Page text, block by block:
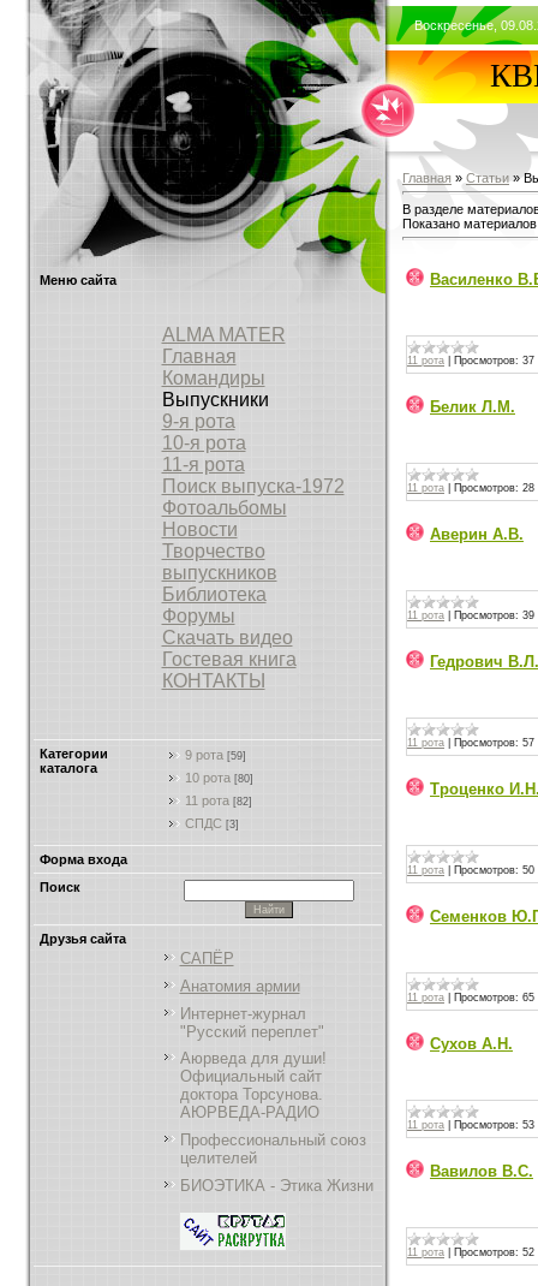
Меню сайта
ALMA MATER
Главная
Командиры
Выпускники
9-я рота
10-я рота
11-я рота
Поиск выпуска-1972
Фотоальбомы
Новости
Творчество
выпускников
Библиотека
Форумы
Скачать видео
Гостевая книга
КОНТАКТЫ
Категории
каталога
9 рота [59]
10 рота [80]
11 рота [82]
СПДС [3]
Форма входа
Поиск
Друзья сайта
САПЁР
Анатомия армии
Интернет-журнал
"Русский переплет"
Аюрведа для души!
Официальный сайт
доктора Торсунова.
АЮРВЕДА-РАДИО
Профессиональный союз
целителей
БИОЭТИКА - Этика Жизни
Воскресенье,
Главная » Статьи »
В разделе
Показано
Василенко
11 рота Просмотров: 37
Белик Л.М.
11 рота Просмотров: 28
Аверин А.В.
11 рота Просмотров: 39
Гедрович В.Л.
11 рота Просмотров: 57
Троценко
11 рота Просмотров: 50
Семенков
11 рота Просмотров: 65
Сухов А.Н.
11 рота Просмотров: 53
Вавилов В.С.
11 рота Просмотров: 52